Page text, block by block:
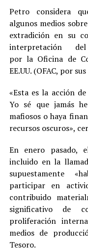
Petro considera
algunos medios
extradición en su
interpretación
por la Oficina de
EE.UU. (OFAC, por
«Esta es la acción
Yo sé que jamás
mafiosos o haya
recursos oscuros»,
En enero pasado,
incluido en la
supuestamente
participar en
contribuido
significativo de
proliferación
medios de
Tesoro.